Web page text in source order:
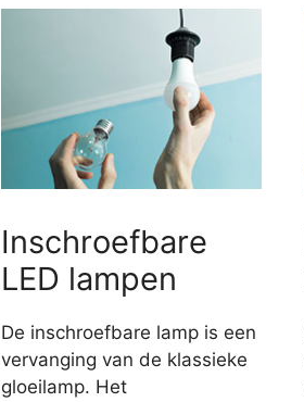
Inschroefbare
LED lampen
De inschroefbare lamp is een
vervanging van de klassieke
gloeilamp. Het